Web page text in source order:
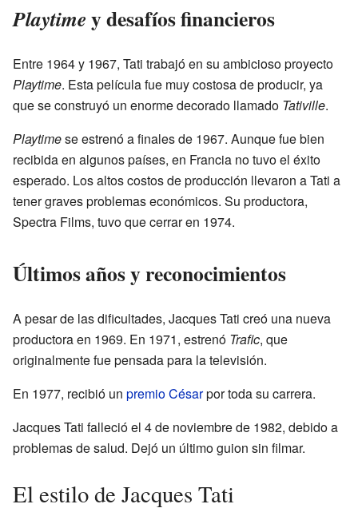
Playtimey desafíos financieros
Entre 1964 y 1967, Tati trabajó en su ambicioso proyecto
Playtime. Esta película fue muy costosa de producir, ya
que se construyó un enorme decorado llamado Tativille.
Playtimese estrenó a finales de 1967. Aunque fue bien
recibida en algunos países, en Francia no tuvo el éxito
esperado. Los altos costos de producción llevaron a Tati a
tener graves problemas económicos. Su productora,
Spectra Films, tuvo que cerrar en 1974.
Últimos años y reconocimientos
A pesar de las dificultades, Jacques Tati creó una nueva
productora en 1969. En 1971, estrenó Trafic, que
originalmente fue pensada para la televisión.
En 1977, recibió un premio Césarpor toda su carrera.
Jacques Tati falleció el 4 de noviembre de 1982, debido a
problemas de salud. Dejó un último guion sin filmar.
El estilo de Jacques Tati